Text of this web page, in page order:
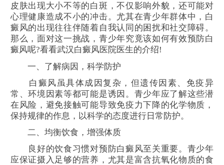
皮肤出现大小不等的白斑，不仅影响外貌，还可能对
心理健康造成不小的冲击。尤其在青少年群体中，白
癜风的出现往往伴随着自我认同的困扰和社交障碍。
那么，面对这一挑战，青少年究竟该如何有效预防白
癜风呢?看看武汉白癜风医院医生的介绍!
一、了解病因，科学防护
白癜风虽具体成因复杂，但遗传因素、免疫异
常、环境因素等都可能是诱因。青少年应了解这些潜
在风险，避免接触可能导致免疫力下降的化学物质，
保持规律的作息，以科学的态度进行日常防护。
二、均衡饮食，增强体质
良好的饮食习惯对预防白癜风至关重要。青少年
应保证摄入足够的营养，尤其是富含抗氧化物质的食